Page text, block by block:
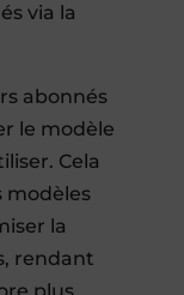
via la
abonnés
le modèle
Cela
modèles
la
rendant